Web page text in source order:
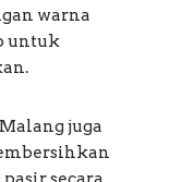
warna
untuk
juga